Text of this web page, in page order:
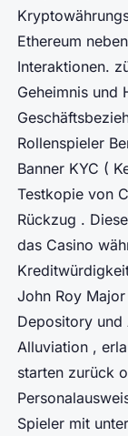
Ethereum
Interaktionen.
Geheimnis und
Rollenspieler
Banner KYC (
Testkopie von
Rückzug .
das Casino
John Roy
Depository und
Alluviation ,
starten zurück
Spieler mit